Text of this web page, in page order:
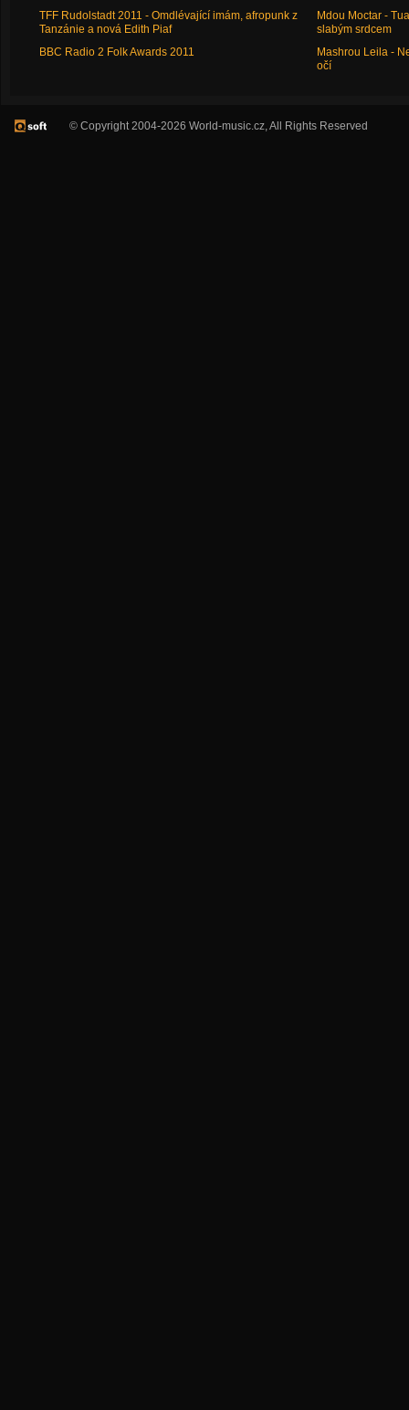
TFF Rudolstadt 2011 - Omdlévající imám, afropunk z
Tanzánie a nová Edith Piaf
BBC Radio 2 Folk Awards 2011
Mdou Moctar -
slabým srdcem
Mashrou Leila -
očí
© Copyright 2004-2026 World-music.cz, All Rights Reserved